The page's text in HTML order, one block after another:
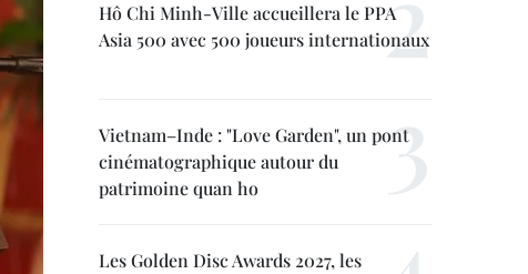
Hô Chi Minh-Ville accueillera le PPA
Asia 500 avec 500 joueurs internationaux
Vietnam–Inde : "Love Garden", un pont
cinématographique autour du
patrimoine quan ho
Les Golden Disc Awards 2027, les